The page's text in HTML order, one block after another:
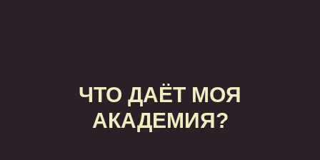
ЧТО ДАЁТ МОЯ
АКАДЕМИЯ?